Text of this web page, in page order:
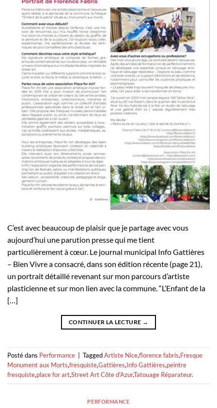
C’est avec beaucoup de plaisir que je partage avec vous
aujourd’hui une parution presse qui me tient
particulièrement à cœur. Le journal municipal Info Gattières
– Bien Vivre a consacré, dans son édition récente (page 21),
un portrait détaillé revenant sur mon parcours d’artiste
plasticienne et sur mon lien avec la commune. “L’Enfant de la
[…]
CONTINUER LA LECTURE →
Posté dans Performance TaggedArtiste Nice,florence fabris,Fresque
Monument aux Morts,fresquiste,Gattières,Info Gattières,peintre
fresquiste,place for art,Street Art Côte d'Azur,Tatouage Réparateur.
PERFORMANCE